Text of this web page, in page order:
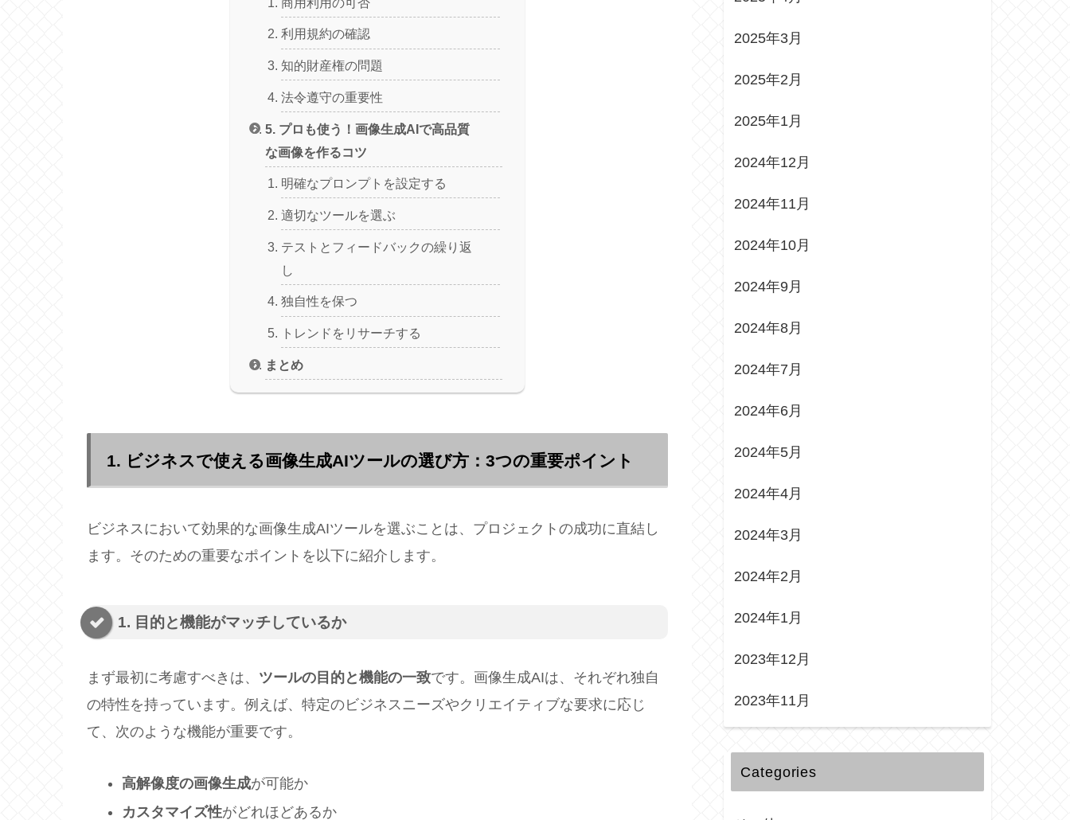
利用規約の確認
知的財産権の問題
法令遵守の重要性
5. プロも使う！画像生成AIで高品質
な画像を作るコツ
明確なプロンプトを設定する
適切なツールを選ぶ
テストとフィードバックの繰り返
し
独自性を保つ
トレンドをリサーチする
まとめ
1. ビジネスで使える画像生成AIツールの選び方：3つの重要ポイント
ビジネスにおいて効果的な画像生成AIツールを選ぶことは、プロジェクトの成功に直結し
ます。そのための重要なポイントを以下に紹介します。
1. 目的と機能がマッチしているか
まず最初に考慮すべきは、 ツールの目的と機能の一致です。画像生成AIは、それぞれ独自
の特性を持っています。例えば、特定のビジネスニーズやクリエイティブな要求に応じ
て、次のような機能が重要です。
高解像度の画像生成が可能か
カスタマイズ性がどれほどあるか
2025年3月
2025年2月
2025年1月
2024年12月
2024年11月
2024年10月
2024年9月
2024年8月
2024年7月
2024年6月
2024年5月
2024年4月
2024年3月
2024年2月
2024年1月
2023年12月
2023年11月
Categories